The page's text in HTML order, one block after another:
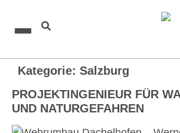
Kategorie: Salzburg
PROJEKTINGENIEUR FÜR
UND NATURGEFAHREN